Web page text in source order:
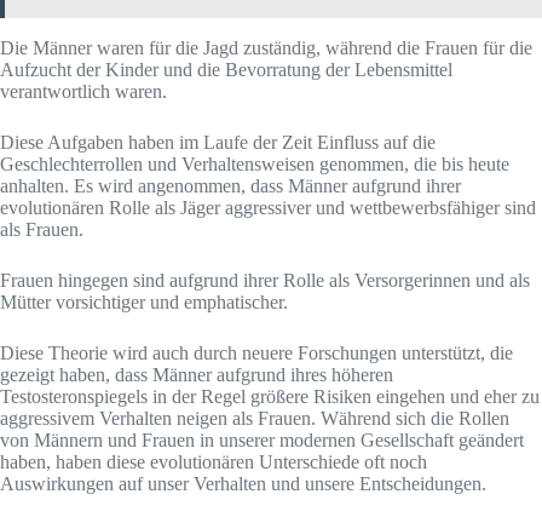
Die Männer waren für die Jagd zuständig, während die Frauen für die
Aufzucht der Kinder und die Bevorratung der Lebensmittel
verantwortlich waren.
Diese Aufgaben haben im Laufe der Zeit Einfluss auf die
Geschlechterrollen und Verhaltensweisen genommen, die bis heute
anhalten. Es wird angenommen, dass Männer aufgrund ihrer
evolutionären Rolle als Jäger aggressiver und wettbewerbsfähiger sind
als Frauen.
Frauen hingegen sind aufgrund ihrer Rolle als Versorgerinnen und als
Mütter vorsichtiger und emphatischer.
Diese Theorie wird auch durch neuere Forschungen unterstützt, die
gezeigt haben, dass Männer aufgrund ihres höheren
Testosteronspiegels in der Regel größere Risiken eingehen und eher zu
aggressivem Verhalten neigen als Frauen. Während sich die Rollen
von Männern und Frauen in unserer modernen Gesellschaft geändert
haben, haben diese evolutionären Unterschiede oft noch
Auswirkungen auf unser Verhalten und unsere Entscheidungen.